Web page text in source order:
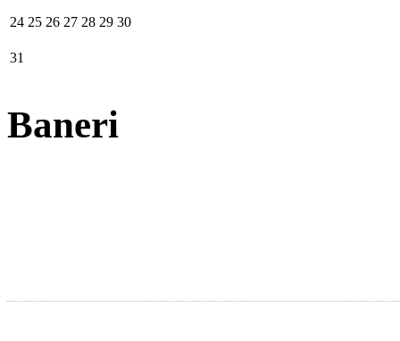
24 25 26 27 28 29 30
31
Baneri